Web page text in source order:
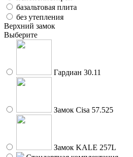
базальтовая плита
без утепления
Верхний замок
Выберите
Гардиан 30.11
Замок Cisa 57.525
Замок KALE 257L